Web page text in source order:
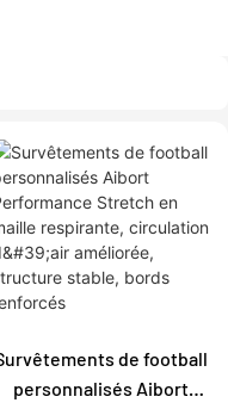
de football
personnalisés Aibort